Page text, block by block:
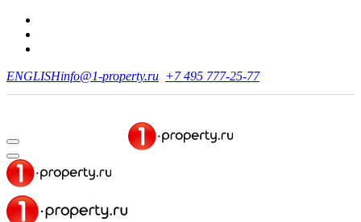
ENGLISHinfo@1-property.ru +7 495 777-25-77